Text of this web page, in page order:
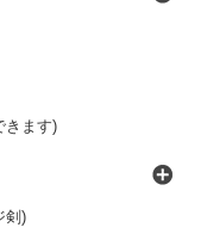
きます)
剣)